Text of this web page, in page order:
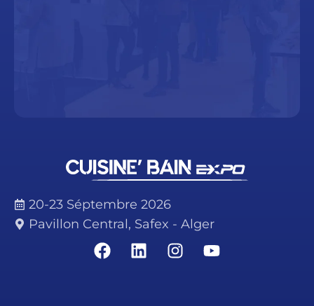
20-23 Séptembre 2026
Pavillon Central, Safex - Alger